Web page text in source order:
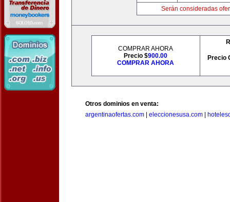
Serán consideradas
COMPRAR AHORA
Precio $900.00
COMPRAR AHORA
Precio
Otros dominios en venta:
argentinaofertas.com
eleccionesusa.com